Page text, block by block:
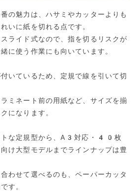
の魅力は、ハサミやカッターよりも
いに紙を切れる点です。
ライド式なので、指を切るリスクが
に使う作業にも向いています。
いているため、定規で線を引いて切
ミネート前の用紙など、サイズを揃
になります。
トな定規型から、A3対応・40枚
け大型モデルまでラインナップは豊
わせて選べるのも、ペーパーカッタ
す。